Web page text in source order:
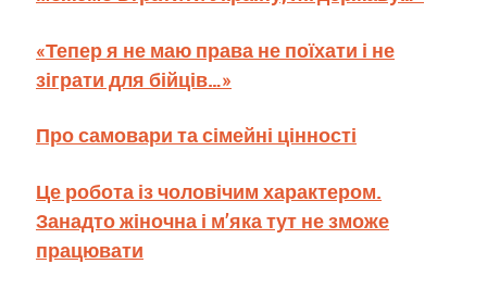
«Тепер я не маю права не поїхати і не
зіграти для бійців…»
Про самовари та сімейні цінності
Це робота із чоловічим характером.
Занадто жіночна і м’яка тут не зможе
працювати